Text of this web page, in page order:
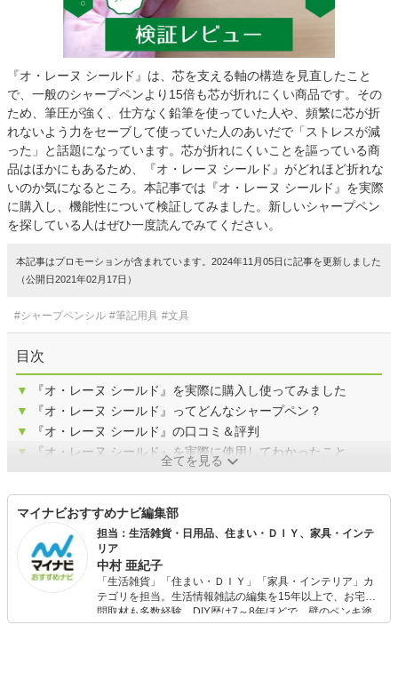
『オ・レーヌ シールド』は、芯を支える軸の構造を見直したこと
で、一般のシャープペンより15倍も芯が折れにくい商品です。その
ため、筆圧が強く、仕方なく鉛筆を使っていた人や、頻繁に芯が折
れないよう力をセーブして使っていた人のあいだで「ストレスが減
った」と話題になっています。芯が折れにくいことを謳っている商
品はほかにもあるため、『オ・レーヌ シールド』がどれほど折れな
いのか気になるところ。本記事では『オ・レーヌ シールド』を実際
に購入し、機能性について検証してみました。新しいシャープペン
を探している人はぜひ一度読んでみてください。
本記事はプロモーションが含まれています。2024年11月05日に記事を更新しました
（公開日2021年02月17日）
#シャープペンシル #筆記用具 #文具
目次
▼
『オ・レーヌ シールド』を実際に購入し使ってみました
▼
『オ・レーヌ シールド』ってどんなシャープペン？
▼
『オ・レーヌ シールド』の口コミ＆評判
▼
『オ・レーヌ シールド』を実際に使用してわかったこと
全てを見る
マイナビおすすめナビ編集部
担当：生活雑貨・日用品、住まい・ＤＩＹ、家具・インテ
リア
中村 亜紀子
「生活雑貨」「住まい・ＤＩＹ」「家具・インテリア」カ
テゴリを担当。生活情報雑誌の編集を15年以上で、お宅訪
問取材も多数経験。DIY歴は7～8年ほどで、壁のペンキ塗
りや壁紙チェンジなどもチャレンジ済み。初心者でもモノ